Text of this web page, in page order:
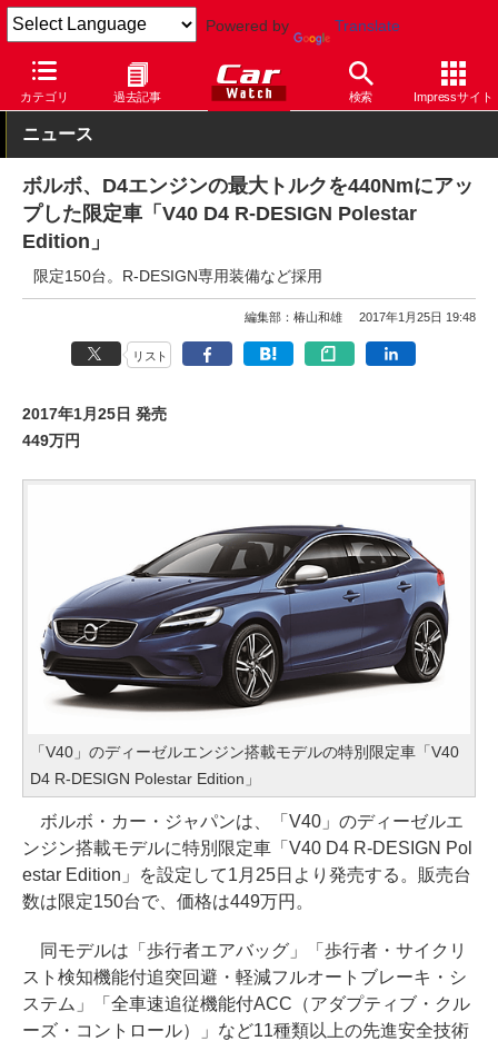
Powered by Translate
カテゴリ 過去記事 検索 Impressサイト
Car Watch 自動車 ボルボ V40
ニュース
ボルボ、D4エンジンの最大トルクを440Nmにアッ
プした限定車「V40 D4 R-DESIGN Polestar
Edition」
限定150台。R-DESIGN専用装備など採用
編集部：椿山和雄 2017年1月25日 19:48
リスト
2017年1月25日 発売
449万円
「V40」のディーゼルエンジン搭載モデルの特別限定車「V40
D4 R-DESIGN Polestar Edition」
ボルボ・カー・ジャパンは、「V40」のディーゼルエ
ンジン搭載モデルに特別限定車「V40 D4 R-DESIGN Pol
estar Edition」を設定して1月25日より発売する。販売台
数は限定150台で、価格は449万円。
同モデルは「歩行者エアバッグ」「歩行者・サイクリ
スト検知機能付追突回避・軽減フルオートブレーキ・シ
ステム」「全車速追従機能付ACC（アダプティブ・クル
ーズ・コントロール）」など11種類以上の先進安全技術